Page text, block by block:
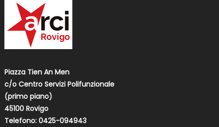
Piazza Tien An Men
c/o Centro Servizi Polifunzionale
(primo piano)
45100 Rovigo
Telefono: 0425-094943